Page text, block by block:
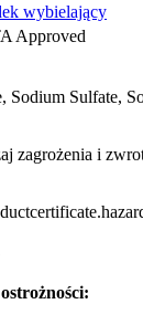
wybielający
Approved
Sodium Sulfate,
zagrożenia i